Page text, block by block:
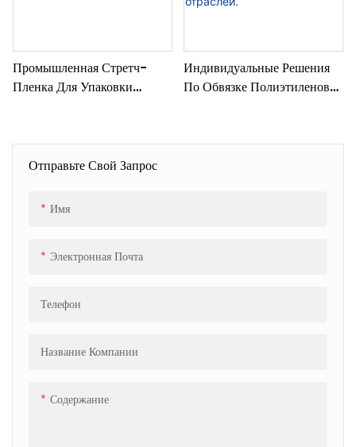
Отправьте Свой Запрос
Имя
Электронная Почта
Телефон
Название Компании
Содержание
Промышленная Стретч-
Пленка Для Упаковки
Для Транспортировки И
Логистики.
Индивидуальные Решения
По Обвязке Полиэтиленовой
И Лесопромышленной